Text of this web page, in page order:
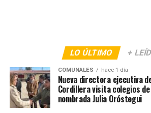
LO ÚLTIMO +
COMUNALES hace 1 día
Nueva directora ejecutiva
Cordillera visita colegios de
nombrada Julia Oróstegui